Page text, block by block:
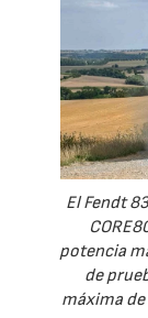
El Fendt
potencia
de
máxima